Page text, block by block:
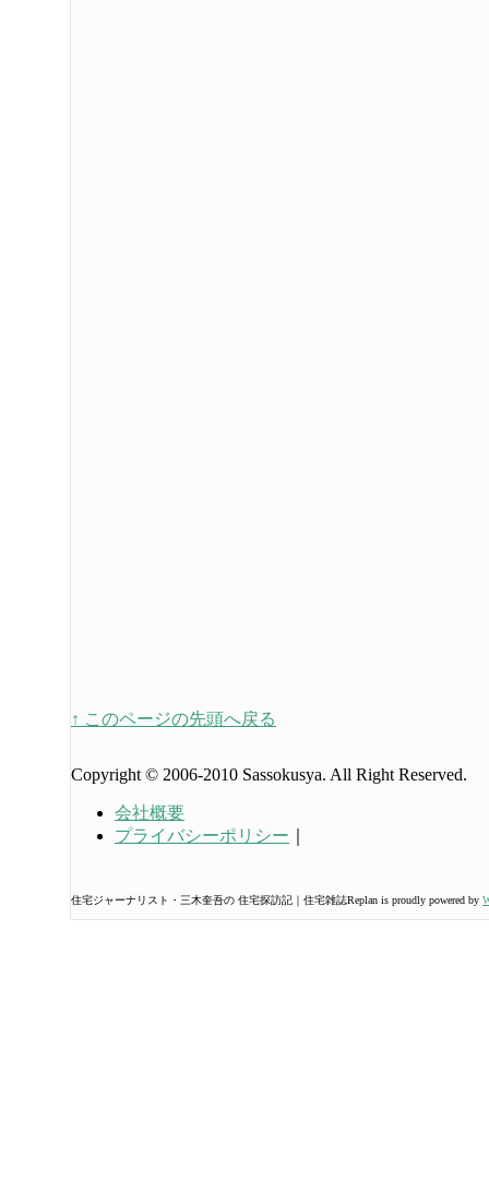
↑ このページの先頭へ戻る
Copyright © 2006-2010 Sassokusya. All Right Reserved.
会社概要
プライバシーポリシー
住宅ジャーナリスト・三木奎吾の 住宅探訪記｜住宅雑誌Replan is proudly powered by